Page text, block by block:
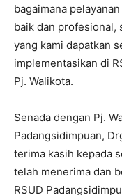
bagaimana
baik dan profesional,
yang kami dapatkan
implementasikan di
Pj. Walikota.
Senada dengan Pj.
Padangsidimpuan,
terima kasih kepada
telah menerima dan
RSUD